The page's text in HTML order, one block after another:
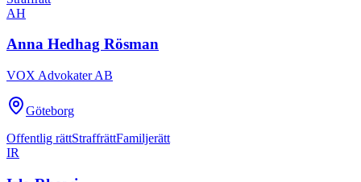
AH
Anna Hedhag Rösman
VOX Advokater AB
Göteborg
Offentlig rättStraffrättFamiljerätt
IR